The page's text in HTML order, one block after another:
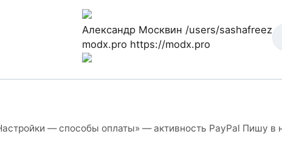
Александр Москвин /users/sashafreez
modx.pro https://modx.pro
— способы оплаты» — активность PayPal Пишу в